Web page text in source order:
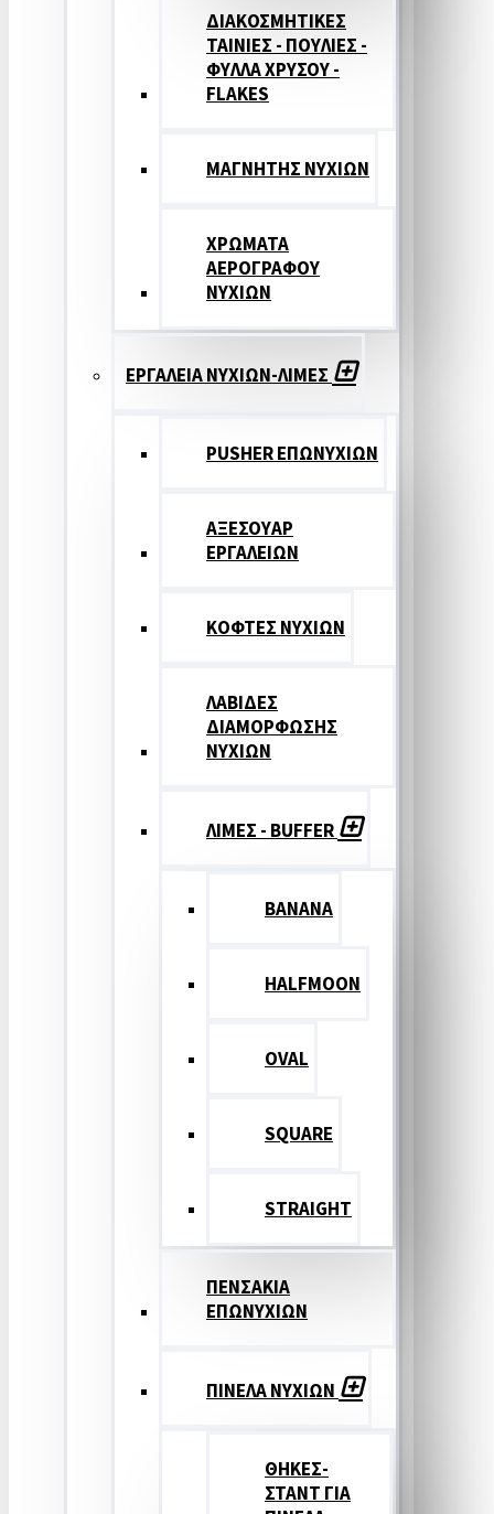
ΔΙΑΚΟΣΜΗΤΙΚΕΣ
ΤΑΙΝΙΕΣ - ΠΟΥΛΙΕΣ -
ΦΥΛΛΑ ΧΡΥΣΟΥ -
FLAKES
ΜΑΓΝΗΤΗΣ ΝΥΧΙΩΝ
ΧΡΩΜΑΤΑ
ΑΕΡΟΓΡΑΦΟΥ
ΝΥΧΙΩΝ
ΕΡΓΑΛΕΙΑ ΝΥΧΙΩΝ-ΛΙΜΕΣ
PUSHER ΕΠΩΝΥΧΙΩΝ
ΑΞΕΣΟΥΑΡ
ΕΡΓΑΛΕΙΩΝ
ΚΟΦΤΕΣ ΝΥΧΙΩΝ
ΛΑΒΙΔΕΣ
ΔΙΑΜΟΡΦΩΣΗΣ
ΝΥΧΙΩΝ
ΛΙΜΕΣ - BUFFER
BANANA
HALFMOON
OVAL
SQUARE
STRAIGHT
ΠΕΝΣΑΚΙΑ
ΕΠΩΝΥΧΙΩΝ
ΠΙΝΕΛΑ ΝΥΧΙΩΝ
ΘΗΚΕΣ-
ΣΤΑΝΤ ΓΙΑ